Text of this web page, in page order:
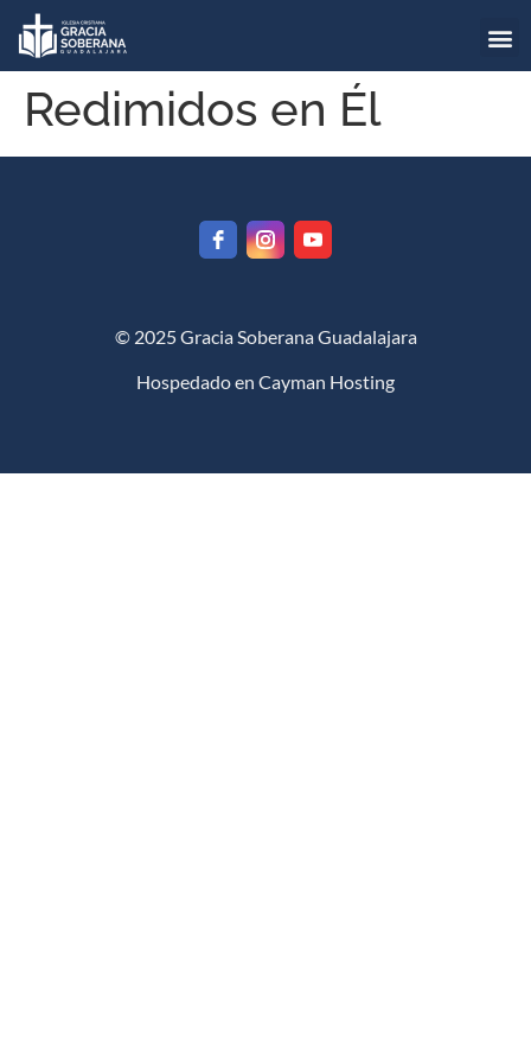
Redimidos en Él
© 2025 Gracia Soberana Guadalajara
Hospedado en Cayman Hosting